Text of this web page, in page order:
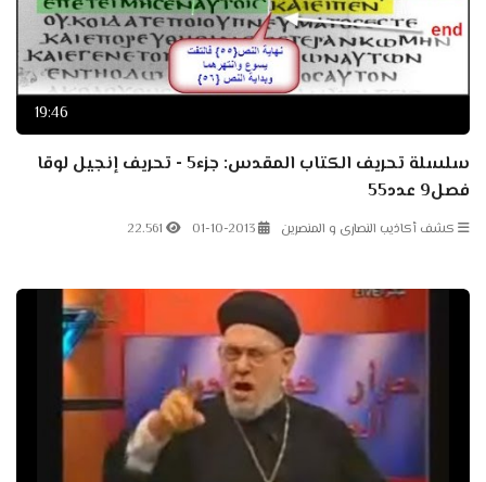
19:46
سلسلة تحريف الكتاب المقدس: جزء5 - تحريف إنجيل لوقا
فصل9 عدد55
كشف أكاذيب النصارى و المنصرين 01-10-2013
22.561